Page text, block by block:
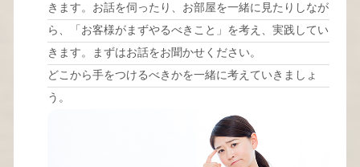
きます。お話を伺ったり、お部屋を一緒に見たりしなが
ら、「お客様がまずやるべきこと」を考え、実践してい
きます。まずはお話をお聞かせください。
どこから手をつけるべきかを一緒に考えていきましょ
う。